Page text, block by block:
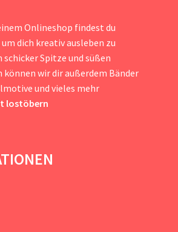
Onlineshop findest du
dich kreativ ausleben zu
schicker Spitze und süßen
wir dir außerdem Bänder
und vieles mehr
lostöbern